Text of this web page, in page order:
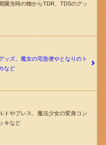
園当時の物からTDR、TDSのグッ
ッズ。魔女の宅急便やとなりのト
など
トやブレス、魔法少女の変身コン
キなど